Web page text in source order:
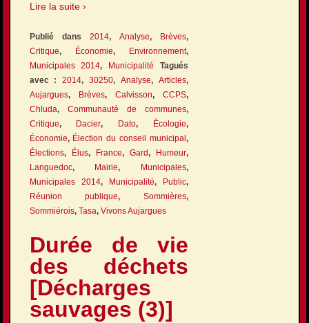
Lire la suite ›
Publié dans 2014, Analyse, Brèves,
Critique, Économie, Environnement,
Municipales 2014, Municipalité Tagués
avec :2014,30250,Analyse,Articles,
Aujargues, Brèves, Calvisson,CCPS,
Chluda, Communauté de communes,
Critique, Dacier, Dato, Écologie,
Économie, Élection du conseil municipal,
Élections, Élus, France,Gard, Humeur,
Languedoc, Mairie, Municipales,
Municipales 2014, Municipalité, Public,
Réunion publique,Sommières,
Sommiérois, Tasa, Vivons Aujargues
Durée de vie
des déchets
[Décharges
sauvages (3)]